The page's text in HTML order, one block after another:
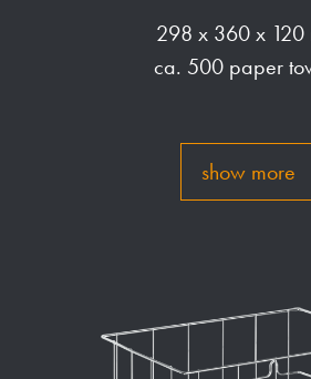
298 x 360 x 120
ca. 500 paper
show more